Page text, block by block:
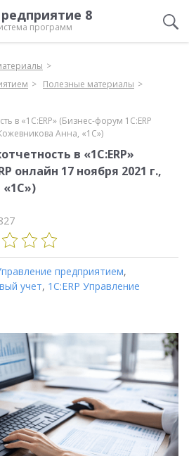
8
программ
Полезные материалы
в «1С:ERP» (Бизнес-форум 1С:ERP
Анна, «1С»)
в «1С:ERP»
онлайн 17 ноября 2021 г.,
предприятием,
учет, 1С:ERP Управление